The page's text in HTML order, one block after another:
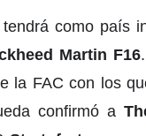
como país
Martin F16
FAC con los
confirmó a